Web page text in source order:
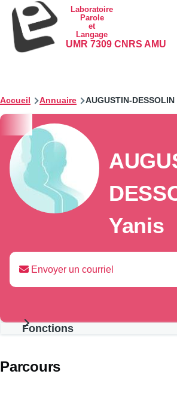
Aller au contenu principal
Laboratoire
Parole
et
Langage
UMR 7309 CNRS AMU
Accueil Annuaire AUGUSTIN-
Yanis
Envoyer un courriel
Fonctions
Parcours